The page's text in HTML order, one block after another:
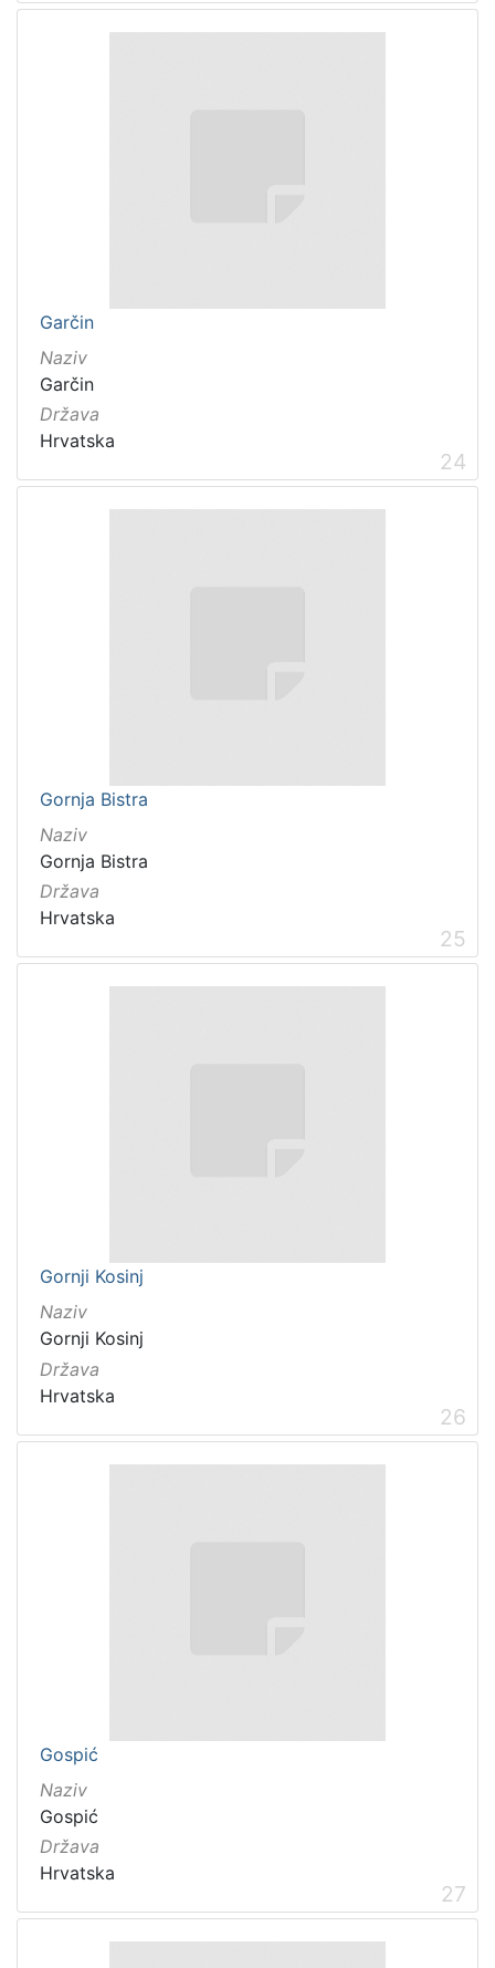
Garčin
Naziv
Garčin
Država
Hrvatska
24
Gornja Bistra
Naziv
Gornja Bistra
Država
Hrvatska
25
Gornji Kosinj
Naziv
Gornji Kosinj
Država
Hrvatska
26
Gospić
Naziv
Gospić
Država
Hrvatska
27